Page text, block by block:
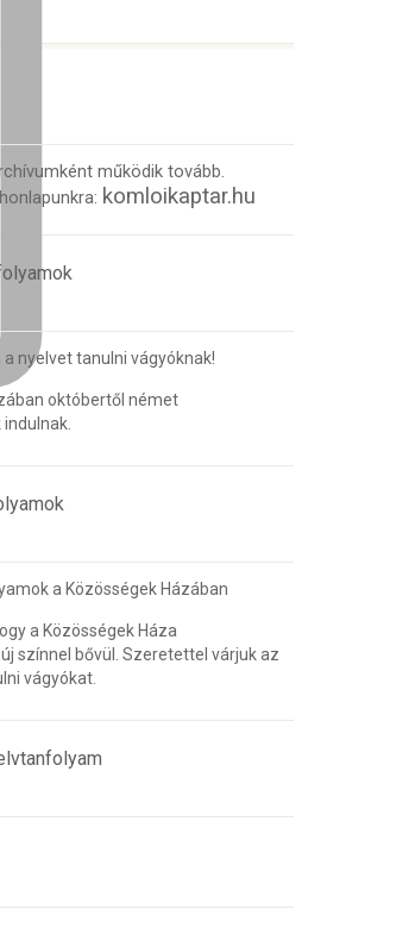
működik tovább.
komloikaptar.hu
nyelvet tanulni vágyóknak!
októbertől német
a Közösségek Házában
a Közösségek Háza
színnel bővül. Szeretettel várjuk az
vágyókat.